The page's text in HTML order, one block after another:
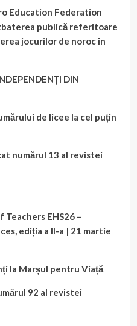
Education Federation
publică referitoare
jocurilor de noroc în
DIN
de licee la cel puțin
numărul 13 al revistei
EHS26 –
ediția a II-a | 21 martie
la Marșul pentru Viață
92 al revistei